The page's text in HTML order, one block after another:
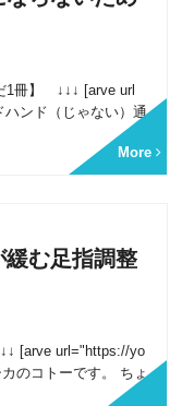
1冊】 ↓↓↓ [arve url
ンド（じゃない）通
More
緩む足指調整
[arve url="https://yo
のコトーです。 ちょ